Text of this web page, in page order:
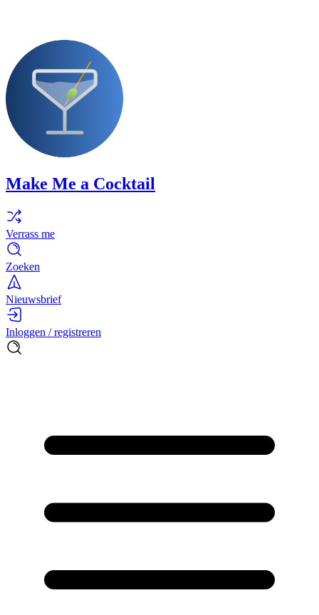
Make Me a Cocktail
Verrass me
Zoeken
Nieuwsbrief
Inloggen / registreren